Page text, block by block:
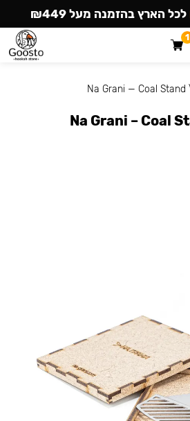
Na Grani — Coal Stand
Na Grani – Coal
לכל הארץ בהזמנה מעל ₪449
1